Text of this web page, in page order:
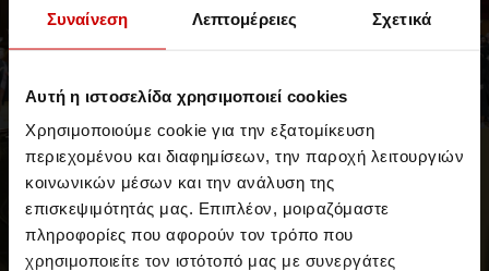
Συναίνεση Λεπτομέρειες Σχετικά
Αυτή η ιστοσελίδα χρησιμοποιεί cookies
Χρησιμοποιούμε cookie για την εξατομίκευση
περιεχομένου και διαφημίσεων, την παροχή λειτουργιών
κοινωνικών μέσων και την ανάλυση της
επισκεψιμότητάς μας. Επιπλέον, μοιραζόμαστε
πληροφορίες που αφορούν τον τρόπο που
χρησιμοποιείτε τον ιστότοπό μας με συνεργάτες
Στην πρώτη θέση μεταξύ των ελληνικών Κολλεγίων στη διεθνή
κατάταξη
Νέα & Blog Νέα